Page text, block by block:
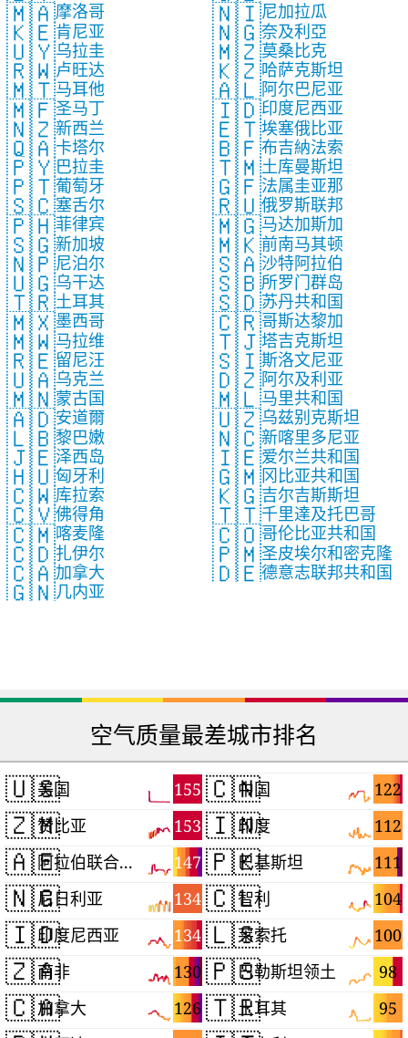
🇲🇦摩洛哥
🇰🇪肯尼亚
🇺🇾乌拉圭
🇷🇼卢旺达
🇲🇹马耳他
🇲🇫圣马丁
🇳🇿新西兰
🇶🇦卡塔尔
🇵🇾巴拉圭
🇵🇹葡萄牙
🇸🇨塞舌尔
🇵🇭菲律宾
🇸🇬新加坡
🇳🇵尼泊尔
🇺🇬乌干达
🇹🇷土耳其
🇲🇽墨西哥
🇲🇼马拉维
🇷🇪留尼汪
🇺🇦乌克兰
🇲🇳蒙古国
🇦🇩安道爾
🇱🇧黎巴嫩
🇯🇪泽西岛
🇭🇺匈牙利
🇨🇼库拉索
🇨🇻佛得角
🇨🇲喀麦隆
🇨🇩扎伊尔
🇨🇦加拿大
🇬🇳几内亚
🇳🇮尼加拉瓜
🇳🇬奈及利亞
🇲🇿莫桑比克
🇰🇿哈萨克斯坦
🇦🇱阿尔巴尼亚
🇮🇩印度尼西亚
🇪🇹埃塞俄比亚
🇧🇫布吉納法索
🇹🇲土库曼斯坦
🇬🇫法属圭亚那
🇷🇺俄罗斯联邦
🇲🇬马达加斯加
🇲🇰前南马其顿
🇸🇦沙特阿拉伯
🇸🇧所罗门群岛
🇸🇩苏丹共和国
🇨🇷哥斯达黎加
🇹🇯塔吉克斯坦
🇸🇮斯洛文尼亚
🇩🇿阿尔及利亚
🇲🇱马里共和国
🇺🇿乌兹别克斯坦
🇳🇨新喀里多尼亚
🇮🇪爱尔兰共和国
🇬🇲冈比亚共和国
🇰🇬吉尔吉斯斯坦
🇹🇹千里達及托巴哥
🇨🇴哥伦比亚共和国
🇵🇲圣皮埃尔和密克隆
🇩🇪德意志联邦共和国
空气质量最差城市排名
🇺🇸 155
美国
🇿🇲 153
赞比亚
🇦🇪 147
阿拉伯联合酋长国
🇳🇬 134
尼日利亚
🇮🇩 134
印度尼西亚
🇿🇦 130
南非
🇨🇦 126
加拿大
🇨🇳 122
中国
🇮🇳 112
印度
🇵🇰 111
巴基斯坦
🇨🇱 104
智利
🇱🇸 100
莱索托
🇵🇸 98
巴勒斯坦领土
🇹🇷 95
土耳其